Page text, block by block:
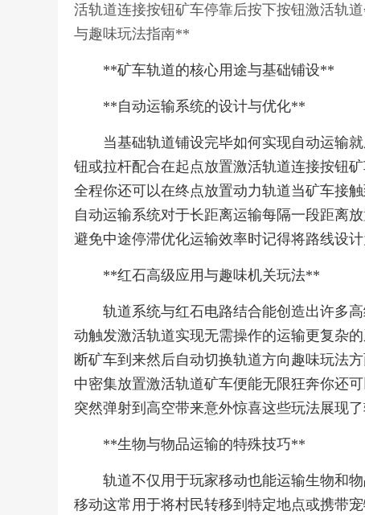
活轨道连接按钮矿车停靠后按下按钮激活轨
与趣味玩法指南**
**矿车轨道的核心用途与基础铺设**
**自动运输系统的设计与优化**
当基础轨道铺设完毕如何实现自动运输
钮或拉杆配合在起点放置激活轨道连接按钮
全程你还可以在终点放置动力轨道当矿车接
自动运输系统对于长距离运输每隔一段距离
避免中途停滞优化运输效率时记得将路线设
**红石高级应用与趣味机关玩法**
轨道系统与红石电路结合能创造出许多
动触发激活轨道实现无需操作的运输更复杂
断矿车到来然后自动切换轨道方向趣味玩法
中密集放置激活轨道矿车便能无限狂奔你还
突然弹射到高空带来意外惊喜这些玩法展现
**生物与物品运输的特殊技巧**
轨道不仅用于玩家移动也能运输生物和
移动这常用于将村民转移到特定地点或携带